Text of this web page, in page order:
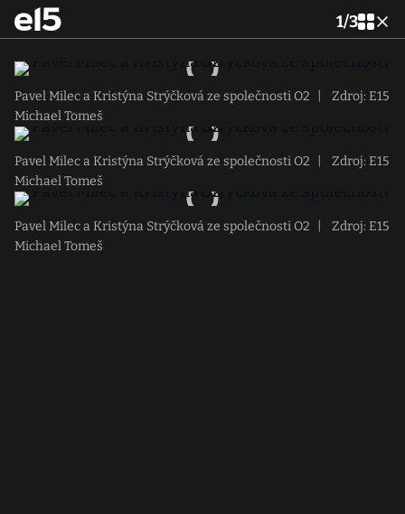
1/3
Pavel Milec a Kristýna Strýčková ze společnosti O2
Zdroj: E15
Michael Tomeš
Pavel Milec a Kristýna Strýčková ze společnosti O2
Zdroj: E15
Michael Tomeš
Pavel Milec a Kristýna Strýčková ze společnosti O2
Zdroj: E15
Michael Tomeš